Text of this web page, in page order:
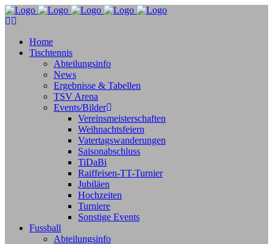
Home
Tischtennis
Abteilungsinfo
News
Ergebnisse & Tabellen
TSV Arena
Events/Bilder
Vereinsmeisterschaften
Weihnachtsfeiern
Vatertagswanderungen
Saisonabschluss
TiDaBi
Raiffeisen-TT-Turnier
Jubiläen
Hochzeiten
Turniere
Sonstige Events
Fussball
Abteilungsinfo